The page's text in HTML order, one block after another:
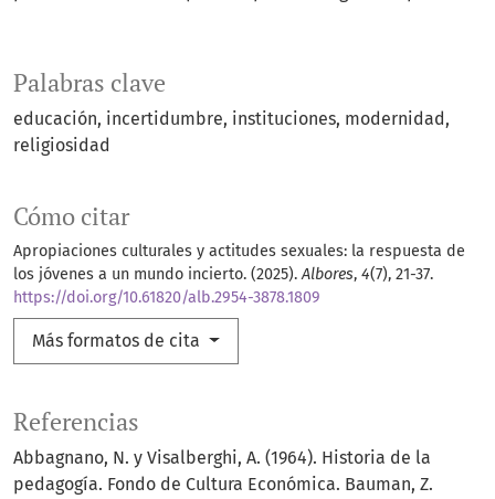
Palabras clave
educación incertidumbre instituciones modernidad
religiosidad
Cómo citar
Apropiaciones culturales y actitudes sexuales: la respuesta de
los jóvenes a un mundo incierto. (2025).Albores, 4(7), 21-37.
https://doi.org/10.61820/alb.2954-3878.1809
Más formatos de cita
Referencias
Abbagnano, N. y Visalberghi, A. (1964). Historia de la
pedagogía. Fondo de Cultura Económica. Bauman, Z.